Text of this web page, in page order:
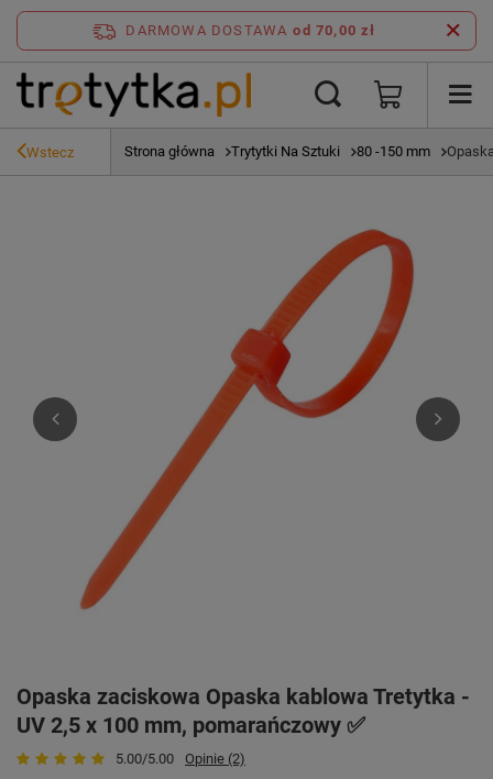
DARMOWA DOSTAWA od 70,00 zł
Wstecz Strona główna Trytytki Na Sztuki 80 -150 mm
Opaska zaciskowa Opaska kablowa Tretytka -
UV 2,5 x 100 mm, pomarańczowy ✅
5.00/5.00 Opinie (2)